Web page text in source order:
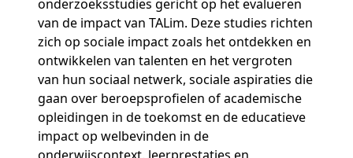
onderzoeksstudies gericht op het evalueren
van de impact van TALim. Deze studies richten
zich op sociale impact zoals het ontdekken en
ontwikkelen van talenten en het vergroten
van hun sociaal netwerk, sociale aspiraties die
gaan over beroepsprofielen of academische
opleidingen in de toekomst en de educatieve
impact op welbevinden in de